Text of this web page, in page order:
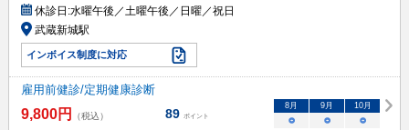
休診日:水曜午後／土曜午後／日曜／祝日
武蔵新城駅
インボイス制度に対応
雇用前健診/定期健康診断
9,800円 （税込） 89 ポイント
8月 9月 10月
○ ○ ○